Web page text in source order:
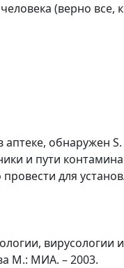
(верно все,
аптеке, обнаружен
и пути
для
вирусологии
М.: МИА. – 2003.